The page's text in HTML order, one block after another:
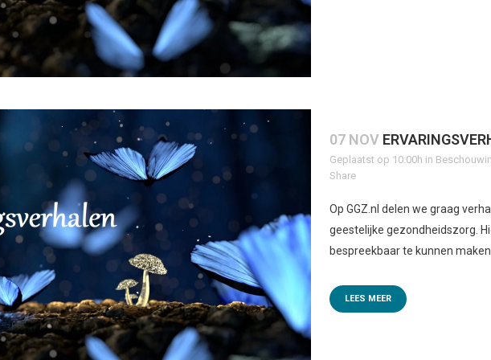
07 NOV
Geplaatst op 10:00h in
Share
Op GGZ.nl delen we graag
geestelijke gezondheidszorg.
bespreekbaar te kunnen
LEES MEER